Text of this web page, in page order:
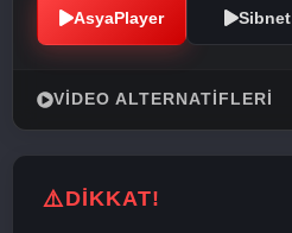
AsyaPlayer Sibnet
VIDEO ALTERNATIFLERI
DİKKAT!